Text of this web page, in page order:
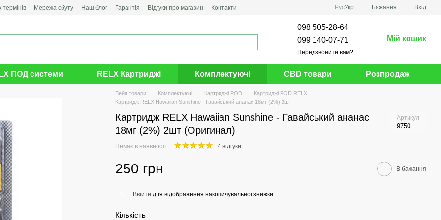
Мережа сбуту Наш блог Гарантія Відгуки про магазин Контакти РусУкр Бажання Вхід
098 505-28-64
099 140-07-71
Передзвонити вам?
Мій кошик
ПОД системи RELX Картриджі Комплектуючі CBD товари Розпродаж
Вейп товари Комплектуючі Картриджі POD
Картриджі POD RELX
Картридж RELX Hawaiian Sunshine - Гавайський ананас 18мг (2%) 2шт
Картридж RELX Hawaiian Sunshine - Гавайський ананас
18мг (2%) 2шт (Оригинал)
Артикул
9750
Немає в наявності 4 відгуки
250 грн В бажання
Ввійти для відображення накопичувальної знижки
Кількість